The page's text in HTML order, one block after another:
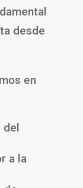
desde
en
del
a la